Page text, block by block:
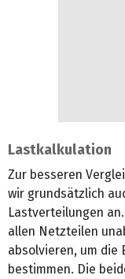
Lastkalkulation
Zur besseren
wir grundsätzlich
Lastverteilungen
allen Netzteilen
absolvieren, um die
bestimmen. Die